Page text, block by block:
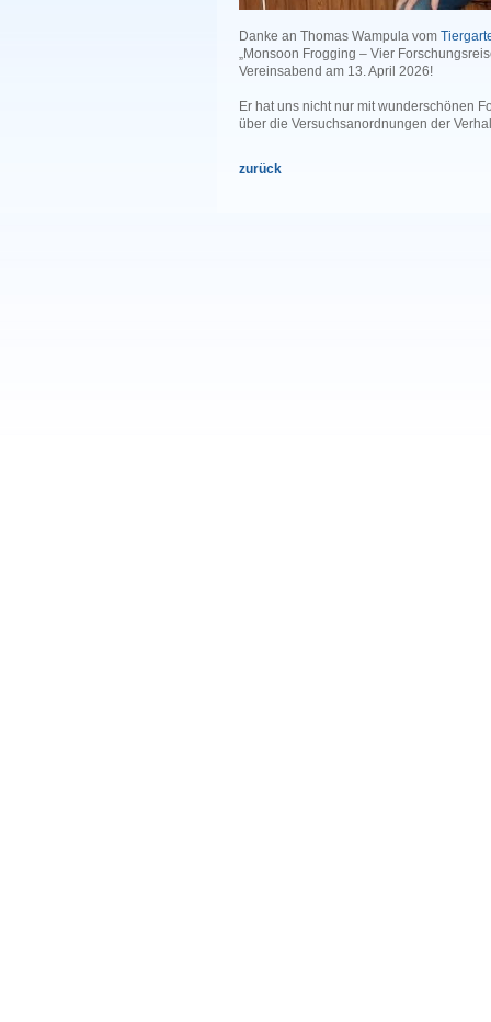
Danke an Thomas Wampula vom
„Monsoon Frogging – Vier
Vereinsabend am 13. April 2026!
Er hat uns nicht nur mit wunderschönen
über die Versuchsanordnungen der
zurück